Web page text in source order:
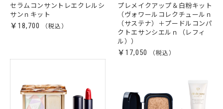
セラムコンサントレエクレルシ
サンｎキット
￥18,700
プレメイクアップ＆白粉キット
（ヴォワールコレクチュールｎ
（サステナ）＋プードルコンパ
クトエサンシエルｎ（レフィ
ル））
￥17,050